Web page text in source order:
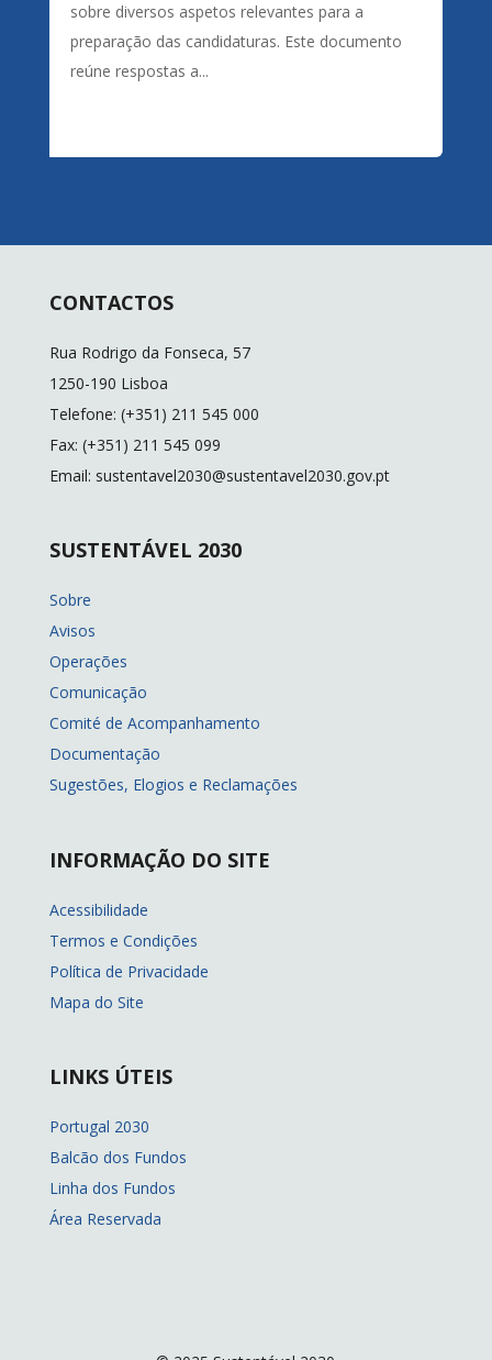
sobre diversos aspetos relevantes para a
preparação das candidaturas. Este documento
reúne respostas a...
CONTACTOS
Rua Rodrigo da Fonseca, 57
1250-190 Lisboa
Telefone: (+351) 211 545 000
Fax: (+351) 211 545 099
Email: sustentavel2030@sustentavel2030.gov.pt
SUSTENTÁVEL 2030
Sobre
Avisos
Operações
Comunicação
Comité de Acompanhamento
Documentação
Sugestões, Elogios e Reclamações
INFORMAÇÃO DO SITE
Acessibilidade
Termos e Condições
Política de Privacidade
Mapa do Site
LINKS ÚTEIS
Portugal 2030
Balcão dos Fundos
Linha dos Fundos
Área Reservada